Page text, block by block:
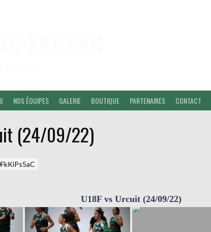
NOS ÉQUIPES GALERIE BOUTIQUE PARTENAIRES CONTACT
(24/09/22)
U18F vs Urcuit (24/09/22)